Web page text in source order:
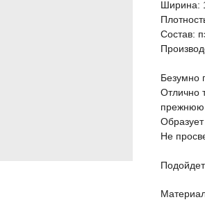
Ширина:
Состав:
Безумно
Отлично
Не